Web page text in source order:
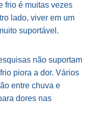
frio é muitas vezes
lado, viver em um
suportável.
não suportam
piora a dor. Vários
entre chuva e
dores nas